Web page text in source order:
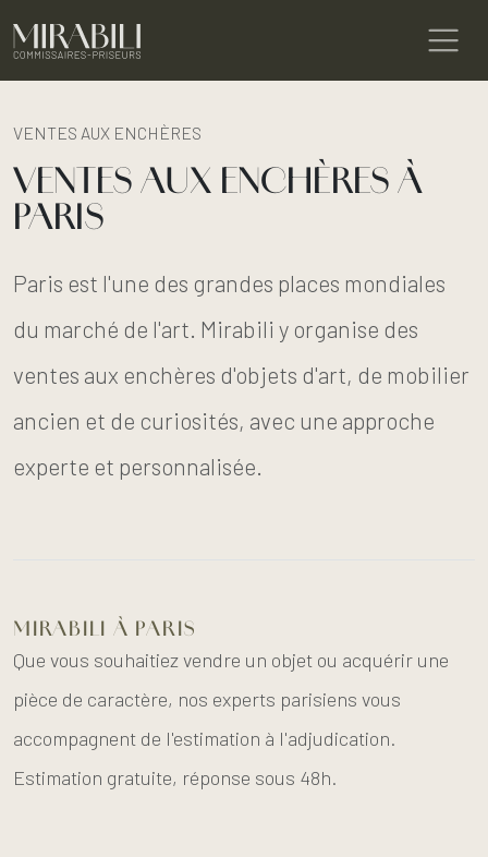
VENTES AUX ENCHÈRES
VENTES AUX ENCHÈRES À
PARIS
Paris est l'une des grandes places mondiales
du marché de l'art. Mirabili y organise des
ventes aux enchères d'objets d'art, de mobilier
ancien et de curiosités, avec une approche
experte et personnalisée.
MIRABILI À PARIS
Que vous souhaitiez vendre un objet ou acquérir une
pièce de caractère, nos experts parisiens vous
accompagnent de l'estimation à l'adjudication.
Estimation gratuite, réponse sous 48h.